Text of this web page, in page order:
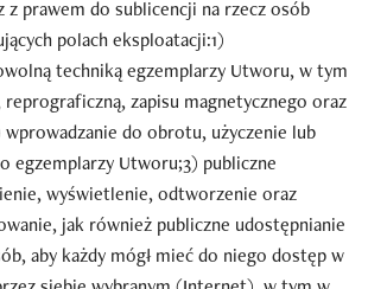
prawem do sublicencji na rzecz osób
polach eksploatacji:1)
techniką egzemplarzy Utworu, w tym
zapisu magnetycznego oraz
do obrotu, użyczenie lub
egzemplarzy Utworu;3) publiczne
wyświetlenie, odtworzenie oraz
jak również publiczne udostępnianie
aby każdy mógł mieć do niego dostęp w